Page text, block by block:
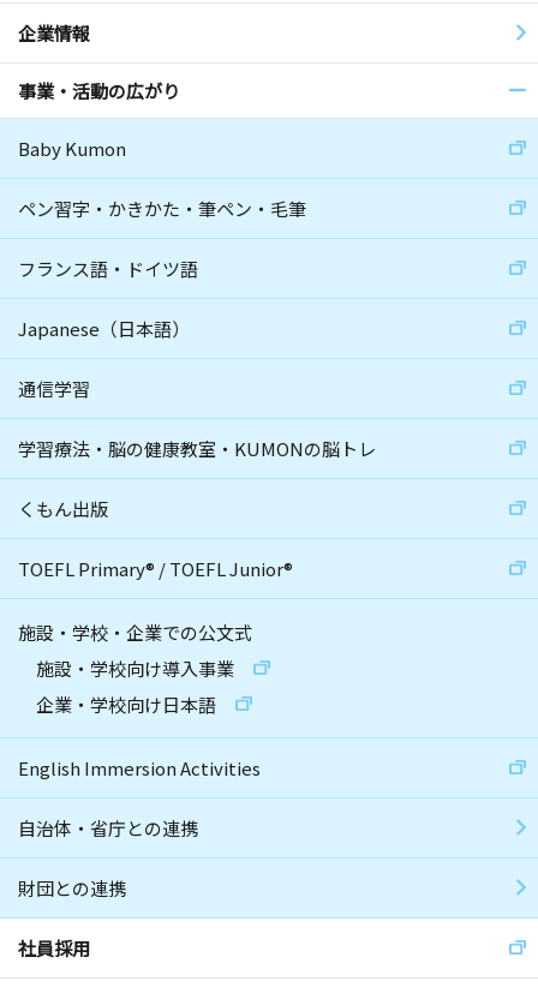
企業情報
事業・活動の広がり
Baby Kumon
ペン習字・かきかた・筆ペン・毛筆
フランス語・ドイツ語
Japanese（日本語）
通信学習
学習療法・脳の健康教室・KUMONの脳トレ
くもん出版
TOEFL Primary® /TOEFL Junior®
施設・学校・企業での公文式
施設・学校向け導入事業
企業・学校向け日本語
English Immersion Activities
自治体・省庁との連携
財団との連携
社員採用